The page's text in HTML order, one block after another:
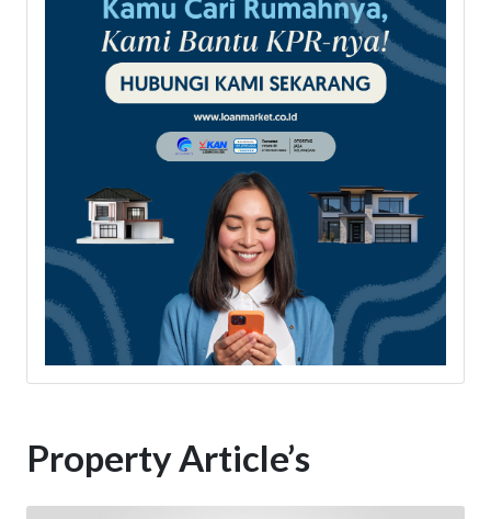
Property Article’s